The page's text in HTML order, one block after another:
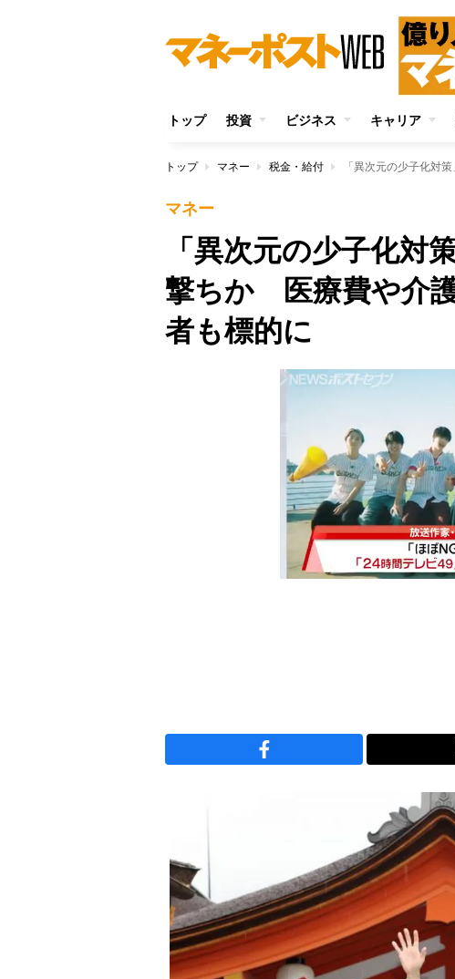
トップ 投資 ビジネス キャリア
トップ マネー 税金・給付
マネー
「異次元の少子化対
撃ちか 医療費や介
者も標的に